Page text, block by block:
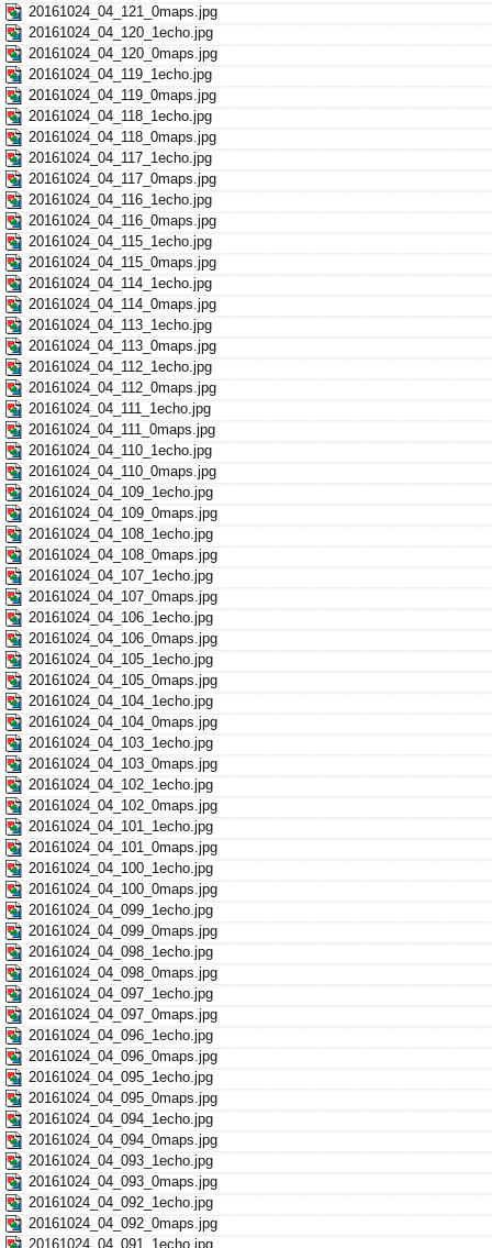
20161024_04_121_0maps.jpg
20161024_04_120_1echo.jpg
20161024_04_120_0maps.jpg
20161024_04_119_1echo.jpg
20161024_04_119_0maps.jpg
20161024_04_118_1echo.jpg
20161024_04_118_0maps.jpg
20161024_04_117_1echo.jpg
20161024_04_117_0maps.jpg
20161024_04_116_1echo.jpg
20161024_04_116_0maps.jpg
20161024_04_115_1echo.jpg
20161024_04_115_0maps.jpg
20161024_04_114_1echo.jpg
20161024_04_114_0maps.jpg
20161024_04_113_1echo.jpg
20161024_04_113_0maps.jpg
20161024_04_112_1echo.jpg
20161024_04_112_0maps.jpg
20161024_04_111_1echo.jpg
20161024_04_111_0maps.jpg
20161024_04_110_1echo.jpg
20161024_04_110_0maps.jpg
20161024_04_109_1echo.jpg
20161024_04_109_0maps.jpg
20161024_04_108_1echo.jpg
20161024_04_108_0maps.jpg
20161024_04_107_1echo.jpg
20161024_04_107_0maps.jpg
20161024_04_106_1echo.jpg
20161024_04_106_0maps.jpg
20161024_04_105_1echo.jpg
20161024_04_105_0maps.jpg
20161024_04_104_1echo.jpg
20161024_04_104_0maps.jpg
20161024_04_103_1echo.jpg
20161024_04_103_0maps.jpg
20161024_04_102_1echo.jpg
20161024_04_102_0maps.jpg
20161024_04_101_1echo.jpg
20161024_04_101_0maps.jpg
20161024_04_100_1echo.jpg
20161024_04_100_0maps.jpg
20161024_04_099_1echo.jpg
20161024_04_099_0maps.jpg
20161024_04_098_1echo.jpg
20161024_04_098_0maps.jpg
20161024_04_097_1echo.jpg
20161024_04_097_0maps.jpg
20161024_04_096_1echo.jpg
20161024_04_096_0maps.jpg
20161024_04_095_1echo.jpg
20161024_04_095_0maps.jpg
20161024_04_094_1echo.jpg
20161024_04_094_0maps.jpg
20161024_04_093_1echo.jpg
20161024_04_093_0maps.jpg
20161024_04_092_1echo.jpg
20161024_04_092_0maps.jpg
20161024_04_091_1echo.jpg